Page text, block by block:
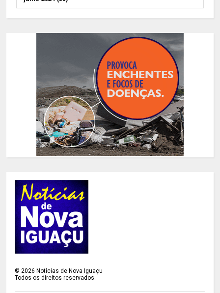
©2026 Notícias de Nova Iguaçu
Todos os direitos reservados.